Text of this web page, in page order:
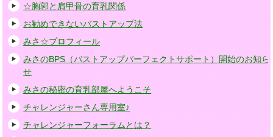
☆胸郭と肩甲骨の育乳関係
お勧めできないバストアップ法
みさ☆プロフィール
みさのBPS（バストアップパーフェクトサポート）開始のお知ら
せ
みさの秘密の育乳部屋へようこそ
チャレンジャーさん専用室♪
チャレンジャーフォーラムとは？